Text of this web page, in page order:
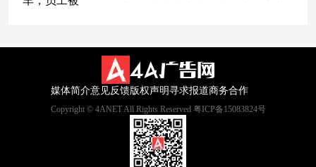
媒体简介意见反馈版权声明寻求报道商务合作
Copyright © 4ANET All Rights Reserved 粤ICP备15083824号